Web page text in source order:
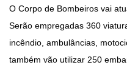
O Corpo de Bombeiros vai
Serão empregadas 360
incêndio, ambulâncias,
também vão utilizar 250